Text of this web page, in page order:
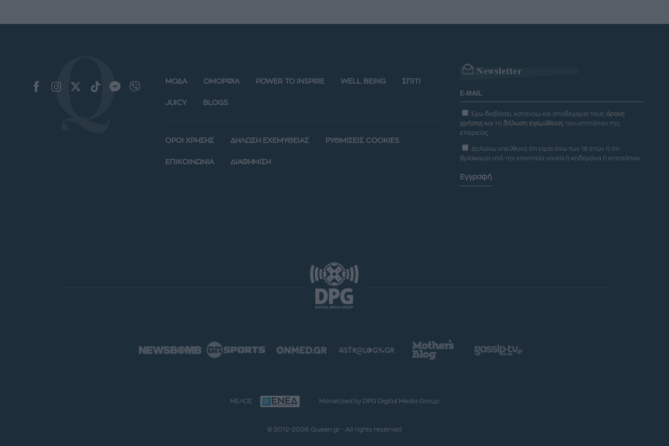
ΜΟΔΑ ΟΜΟΡΦΙΑ POWER TO INSPIRE WELL BEING ΣΠΙΤΙ
JUICY BLOGS
ΟΡΟΙ ΧΡΗΣΗΣ ΔΗΛΩΣΗ ΕΧΕΜΥΘΕΙΑΣ ΡΥΘΜΙΣΕΙΣ COOKIES
ΕΠΙΚΟΙΝΩΝΙΑ ΔΙΑΦΗΜΙΣΗ
Newsletter
Έχω διαβάσει, κατανοώ και αποδέχομαι τους όρους
χρήσης και τη δήλωση εχεμύθειας του ιστοτόπου της
εταιρείας
Δηλώνω υπεύθυνα ότι είμαι άνω των 18 ετών ή ότι
βρίσκομαι υπό την εποπτεία γονέα ή κηδεμόνα ή επιτρόπου
Εγγραφή
ΜΕΛΟΣ Monetized by DPG Digital Media Group
© 2012-2026 Queen.gr - All rights reserved